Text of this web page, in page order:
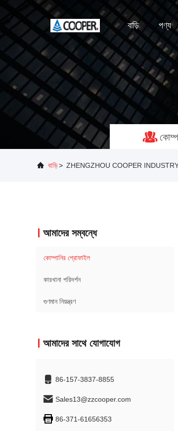
বাড়ি পণ্য
বাড়ি> ZHENGZHOU COOPER INDUSTRY
আমাদের সম্বন্ধে
কোম্পানির প্রোফাইল
কারখানা পরিদর্শন
গুণমান নিয়ন্ত্রণ
আমাদের সাথে যোগাযোগ
86-157-3837-8855
Sales13@zzcooper.com
86-371-61656353